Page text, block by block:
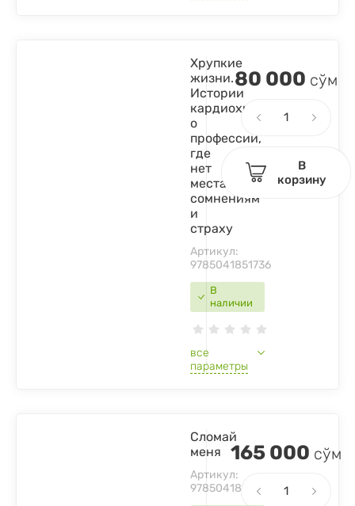
В
наличии
Хрупкие
жизни.
Истории
кардиохирурга
о
профессии,
где
нет
места
сомнениям
и
страху
Артикул:
9785041851736
все
параметры
80 000 сўм
В
корзину
Сломай
меня
Артикул:
9785041820602
165 000 сўм